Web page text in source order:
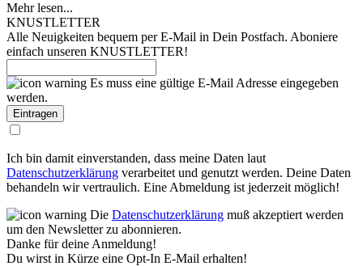
Mehr lesen...
KNUSTLETTER
Alle Neuigkeiten bequem per E-Mail in Dein Postfach. Aboniere
einfach unseren KNUSTLETTER!
Es muss eine gültige E-Mail Adresse eingegeben
werden.
Ich bin damit einverstanden, dass meine Daten laut
Datenschutzerklärung verarbeitet und genutzt werden. Deine Daten
behandeln wir vertraulich. Eine Abmeldung ist jederzeit möglich!
Die Datenschutzerklärung muß akzeptiert werden
um den Newsletter zu abonnieren.
Danke für deine Anmeldung!
Du wirst in Kürze eine Opt-In E-Mail erhalten!